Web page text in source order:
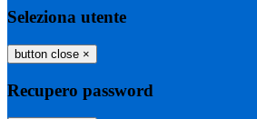
Seleziona utente
button close ×
Recupero password